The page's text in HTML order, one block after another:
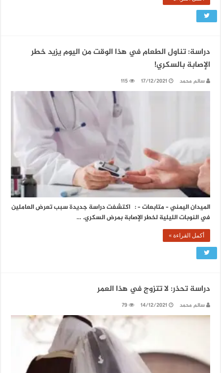
دراسة: تناول الطعام في هذا الوقت من اليوم يزيد خطر
الإصابة بالسكري!
سالم محمد 17/12/2021
115
الميدان اليمني – متابعات – : اكتشفت دراسة جديدة سبب تعرض العاملين
في النوبات الليلية لخطر الإصابة بمرض السكري. …
أكمل القراءة »
دراسة تحذر: لا تتزوج في هذا العمر
سالم محمد 14/12/2021
79